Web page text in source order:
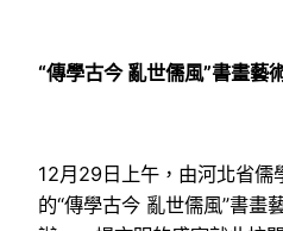
“傳學古今 亂世儒風”書畫藝
12月29日上午，由河北省儒
的“傳學古今 亂世儒風”書畫